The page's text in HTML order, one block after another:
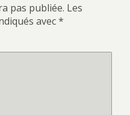
pas publiée. Les
avec*